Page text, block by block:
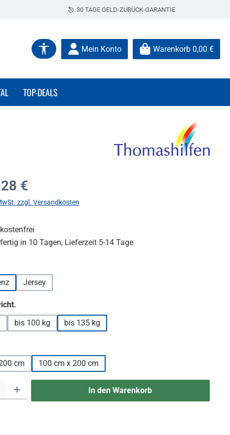
30 TAGE GELD-ZURÜCK-GARANTIE
Werkzeugleiste anzeigen
Mein Konto Warenkorb 0,00 €
TOP-DEALS
€
zzgl. Versandkosten
in 10 Tagen, Lieferzeit 5-14 Tage
Jersey
auswählen
bis 100 kg bis 135 kg
cm
100 cm x 200 cm
In den Warenkorb